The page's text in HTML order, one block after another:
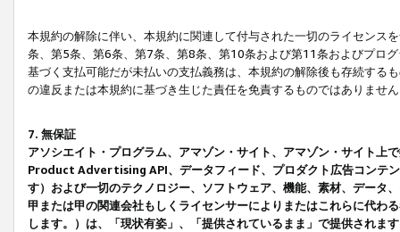
本規約の解除に伴い、本規約に関連して付与された一切のライセンス
条、第5条、第6条、第7条、第8条、第10条および第11条およびプロ
基づく支払可能だが未払いの支払義務は、本規約の解除後も存続する
の違反または本規約に基づき生じた責任を免責するものではありませ
7. 無保証
アソシエイト・プログラム、アマゾン・サイト、アマゾン・サイト上
Product Advertising API、データフィード、プロダクト広告コンテ
す）および一切のテクノロジー、ソフトウェア、機能、素材、データ
甲または甲の関連会社もしくライセンサーによりまたはこれらに代わ
します。）は、「現状有姿」、「提供されているまま」で提供されま